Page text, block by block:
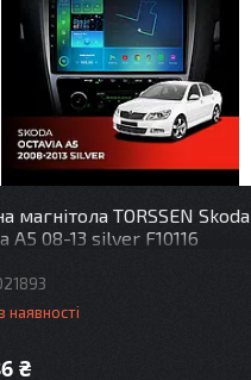
магнітола TORSSEN Skoda
A5 08-13 silver F10116
наявності
₴